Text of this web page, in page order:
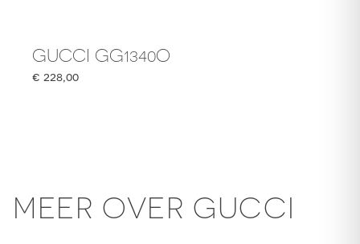
GUCCI GG1340O
€ 228,00
MEER OVER GUCCI